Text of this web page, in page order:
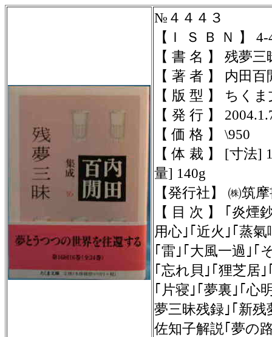
№４４４３
【Ｉ Ｓ Ｂ Ｎ 】
4-
【 書 名 】 残夢
【 著 者 】 内田百
【 版 型 】 ちく
【 発 行 】
【 価 格 】 \950
【 体 裁 】
[寸法]
量] 140g
【発行社】 ㈱筑
【 目 次 】 ｢炎煙
用心｣｢近火｣｢蒸
｢雷｣｢大風一過｣｢
｢忘れ貝｣｢狸芝居
｢片寝｣｢夢裏｣｢心
夢三昧残録｣｢新
佐知子解説｢夢